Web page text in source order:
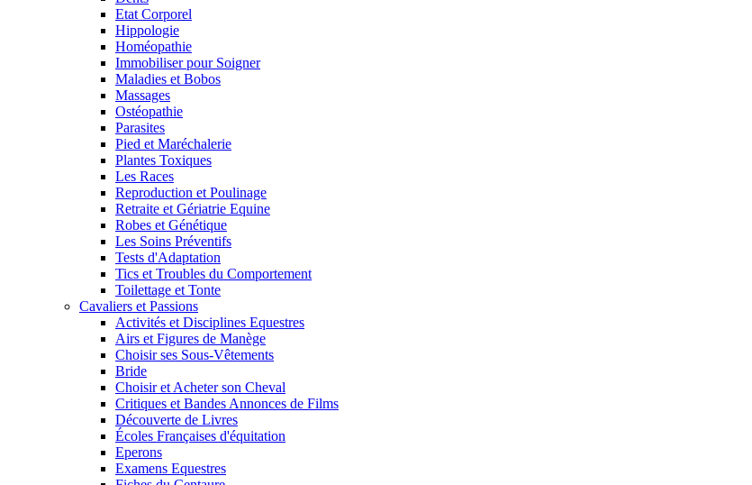
Etat Corporel
Hippologie
Homéopathie
Immobiliser pour Soigner
Maladies et Bobos
Massages
Ostéopathie
Parasites
Pied et Maréchalerie
Plantes Toxiques
Les Races
Reproduction et Poulinage
Retraite et Gériatrie Equine
Robes et Génétique
Les Soins Préventifs
Tests d'Adaptation
Tics et Troubles du Comportement
Toilettage et Tonte
Cavaliers et Passions
Activités et Disciplines Equestres
Airs et Figures de Manège
Choisir ses Sous-Vêtements
Bride
Choisir et Acheter son Cheval
Critiques et Bandes Annonces de Films
Découverte de Livres
Écoles Françaises d'équitation
Eperons
Examens Equestres